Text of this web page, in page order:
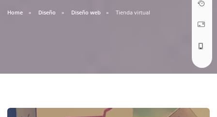
Home Diseño Diseño web Tienda virtualABRIR TICKET